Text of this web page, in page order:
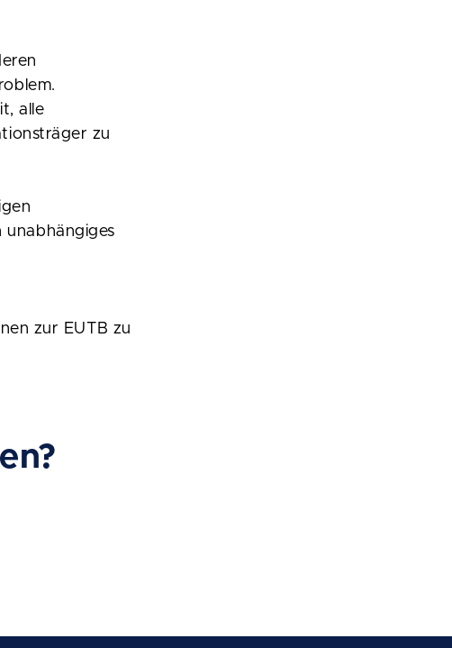
alle
zu
unabhängiges
zur EUTB zu